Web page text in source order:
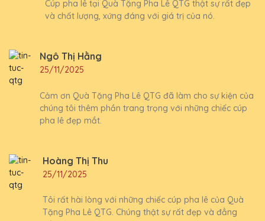
Cúp pha lê tại Quà Tặng Pha Lê QTG thật sự rất đẹp
và chất lượng, xứng đáng với giá trị của nó.
Ngô Thị Hằng
25/11/2025
Cảm ơn Quà Tặng Pha Lê QTG đã làm cho sự kiện của
chúng tôi thêm phần trang trọng với những chiếc cúp
pha lê đẹp mắt.
Hoàng Thị Thu
25/11/2025
Tôi rất hài lòng với những chiếc cúp pha lê của Quà
Tặng Pha Lê QTG. Chúng thật sự rất đẹp và đẳng